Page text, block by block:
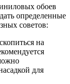
обоев
определенные
советов:
на
для